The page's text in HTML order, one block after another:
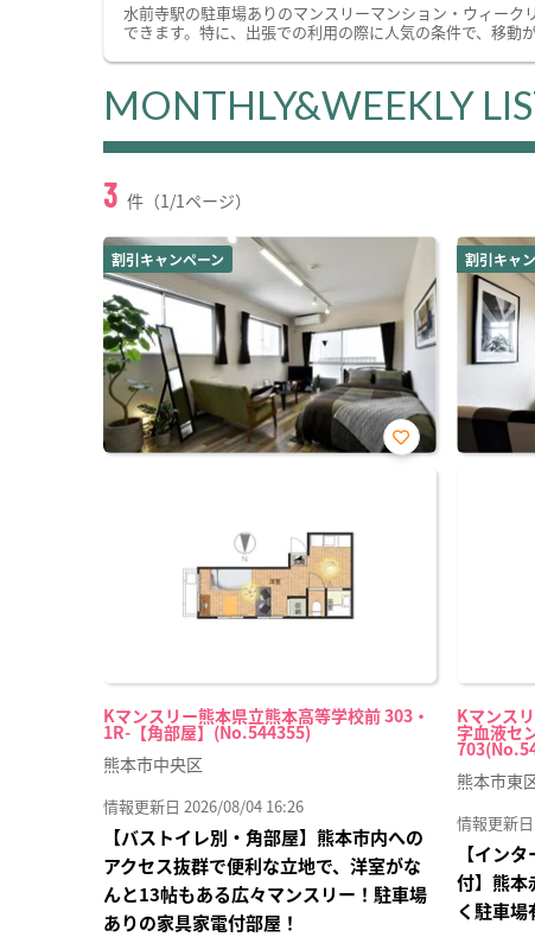
水前寺駅の駐車場ありのマンスリーマンション・ウィー
できます。特に、出張での利用の際に人気の条件で、移動
MONTHLY&WEEKLY
3 件（1/1ページ）
割引キャンペーン
Kマンスリー熊本県立熊本高等学校前 303・
1R-【角部屋】(No.544355)
お気
熊本市中央区
情報更新日 2026/08/04 16:26
【バストイレ別・角部屋】熊本市内への
アクセス抜群で便利な立地で、洋室がな
んと13帖もある広々マンスリー！駐車場
ありの家具家電付部屋！
割引キャ
Kマンス
字血液セ
熊本市東
情報更新
【イン
付】熊本
く駐車場